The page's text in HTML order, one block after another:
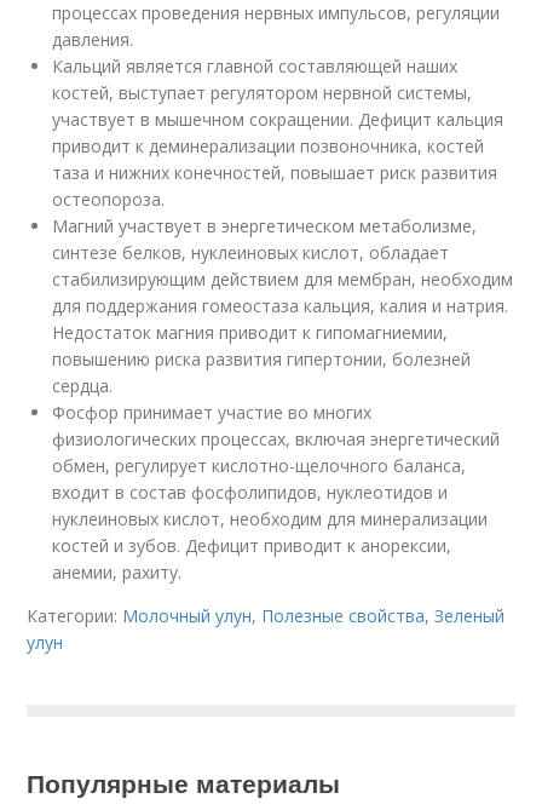
процессах проведения нервных импульсов, регуляции
давления.
Кальций является главной составляющей наших
костей, выступает регулятором нервной системы,
участвует в мышечном сокращении. Дефицит кальция
приводит к деминерализации позвоночника, костей
таза и нижних конечностей, повышает риск развития
остеопороза.
Магний участвует в энергетическом метаболизме,
синтезе белков, нуклеиновых кислот, обладает
стабилизирующим действием для мембран, необходим
для поддержания гомеостаза кальция, калия и натрия.
Недостаток магния приводит к гипомагниемии,
повышению риска развития гипертонии, болезней
сердца.
Фосфор принимает участие во многих
физиологических процессах, включая энергетический
обмен, регулирует кислотно-щелочного баланса,
входит в состав фосфолипидов, нуклеотидов и
нуклеиновых кислот, необходим для минерализации
костей и зубов. Дефицит приводит к анорексии,
анемии, рахиту.
Категории: Молочный улун, Полезные свойства,Зеленый
улун
Популярные материалы